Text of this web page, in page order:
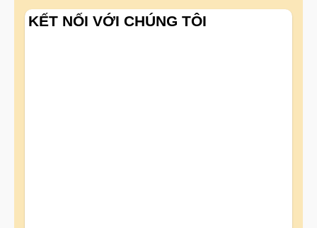
KẾT NỐI VỚI CHÚNG TÔI